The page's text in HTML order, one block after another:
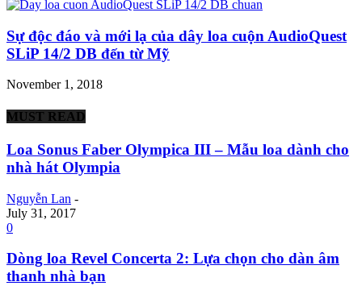
Sự độc đáo và mới lạ của dây loa cuộn AudioQuest
SLiP 14/2 DB đến từ Mỹ
November 1, 2018
MUST READ
Loa Sonus Faber Olympica III – Mẫu loa dành cho
nhà hát Olympia
Nguyễn Lan -
July 31, 2017
0
Dòng loa Revel Concerta 2: Lựa chọn cho dàn âm
thanh nhà bạn